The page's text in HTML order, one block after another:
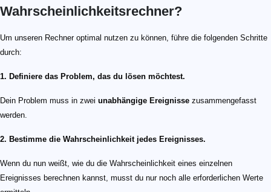
Wahrscheinlichkeitsrechner?
Um unseren Rechner optimal nutzen zu können, führe die folgenden Schritte
durch:
1. Definiere das Problem, das du lösen möchtest.
Dein Problem muss in zwei unabhängige Ereignisse zusammengefasst
werden.
2. Bestimme die Wahrscheinlichkeit jedes Ereignisses.
Wenn du nun weißt, wie du die Wahrscheinlichkeit eines einzelnen
Ereignisses berechnen kannst, musst du nur noch alle erforderlichen Werte